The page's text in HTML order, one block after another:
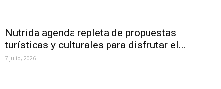
Nutrida agenda repleta de propuestas
turísticas y culturales para disfrutar el...
7 julio, 2026